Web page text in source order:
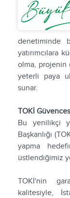
denetiminde
yatırımcılara
olma, projenin
yeterli paya
sunar.
TOKİ
Bu yenilikçi
Başkanlığı
yapma
üstlendiğimiz
TOKİ'nin
kalitesiyle,